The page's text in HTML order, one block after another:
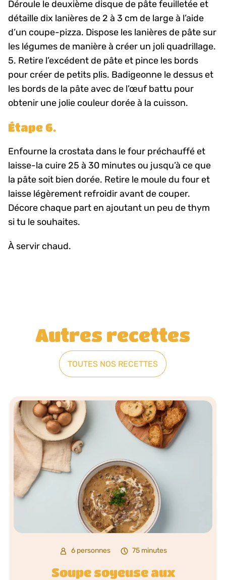
Déroule le deuxième disque de pâte feuilletée et
détaille dix lanières de 2 à 3 cm de large à l’aide
d’un coupe-pizza. Dispose les lanières de pâte sur
les légumes de manière à créer un joli quadrillage.
5. Retire l’excédent de pâte et pince les bords
pour créer de petits plis. Badigeonne le dessus et
les bords de la pâte avec de l’œuf battu pour
obtenir une jolie couleur dorée à la cuisson.
Étape 6.
Enfourne la crostata dans le four préchauffé et
laisse-la cuire 25 à 30 minutes ou jusqu’à ce que
la pâte soit bien dorée. Retire le moule du four et
laisse légèrement refroidir avant de couper.
Décore chaque part en ajoutant un peu de thym
si tu le souhaites.
À servir chaud.
Autres recettes
TOUTES NOS RECETTES
6 personnes 75 minutes
Soupe soyeuse aux